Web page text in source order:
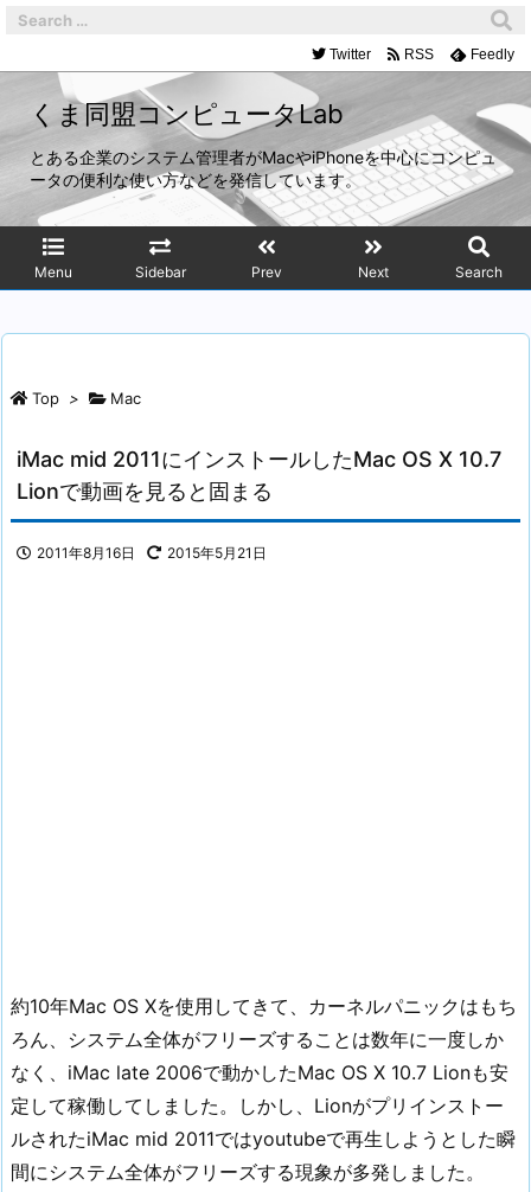
くま同盟コンピュータLab
とある企業のシステム管理者がMacやiPhoneを中心にコンピュ
ータの便利な使い方などを発信しています。
Menu Sidebar Prev Next Search
Twitter RSS Feedly
Top > Mac
iMac mid 2011にインストールしたMac OS X 10.7
Lionで動画を見ると固まる
2011年8月16日 2015年5月21日
約10年Mac OS Xを使用してきて、カーネルパニックはもち
ろん、システム全体がフリーズすることは数年に一度しか
なく、iMac late 2006で動かしたMac OS X 10.7 Lionも安
定して稼働してしました。しかし、Lionがプリインストー
ルされたiMac mid 2011ではyoutubeで再生しようとした瞬
間にシステム全体がフリーズする現象が多発しました。